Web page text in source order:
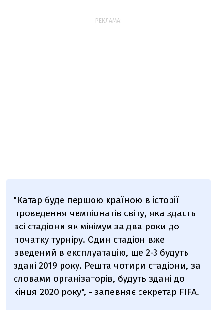
РЕКЛАМА:
"Катар буде першою країною в історії
проведення чемпіонатів світу, яка здасть
всі стадіони як мінімум за два роки до
початку турніру. Один стадіон вже
введений в експлуатацію, ще 2-3 будуть
здані 2019 року. Решта чотири стадіони, за
словами організаторів, будуть здані до
кінця 2020 року", - запевняє секретар FIFA.